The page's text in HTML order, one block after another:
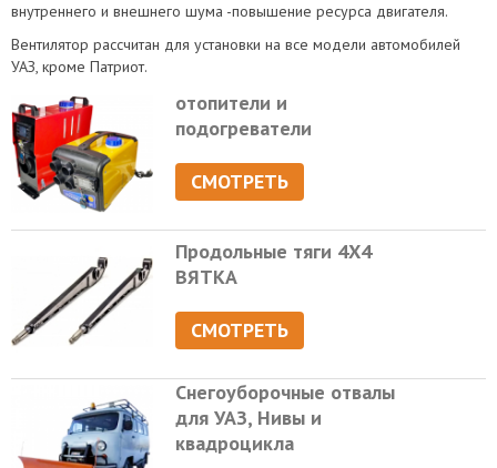
внутреннего и внешнего шума -повышение ресурса двигателя.
Вентилятор рассчитан для установки на все модели автомобилей
УАЗ, кроме Патриот.
отопители и
подогреватели
СМОТРЕТЬ
Продольные тяги 4Х4
ВЯТКА
СМОТРЕТЬ
Снегоуборочные отвалы
для УАЗ, Нивы и
квадроцикла